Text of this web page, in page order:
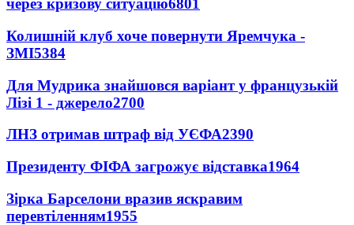
через кризову ситуацію6801
Колишній клуб хоче повернути Яремчука -
ЗМІ5384
Для Мудрика знайшовся варіант у французькій
Лізі 1 - джерело2700
ЛНЗ отримав штраф від УЄФА2390
Президенту ФІФА загрожує відставка1964
Зірка Барселони вразив яскравим
перевтіленням1955